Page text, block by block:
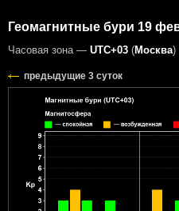
Геомагнитные бури 19
Часовая зона — UTC+03 (Москва)
предыдущие 3 суток